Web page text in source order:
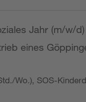
Jahr (m/w/
eines
Wo.), SOS-